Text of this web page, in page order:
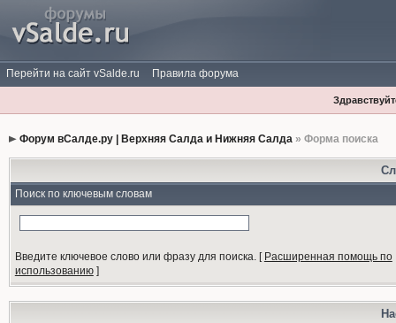
Перейти на сайт vSalde.ru Правила форума
Форум вСалде.ру | Верхняя Салда и Нижняя Салда» Форма поиска
Поиск по ключевым словам
Введите ключевое слово или фразу для поиска.[ Расширенная помощь по
использованию]